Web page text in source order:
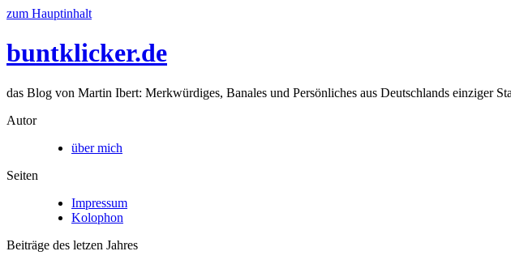
zum Hauptinhalt
buntklicker.de
das Blog von Martin Ibert: Merkwürdiges, Banales und Persönliches aus Deutschlands einziger
Autor
über mich
Seiten
Impressum
Kolophon
Beiträge des letzen Jahres